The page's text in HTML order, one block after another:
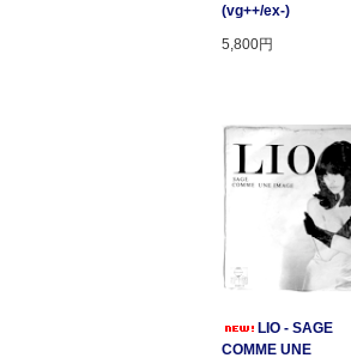
(vg++/ex-)
5,800円
LIO - SAGE
COMME UNE